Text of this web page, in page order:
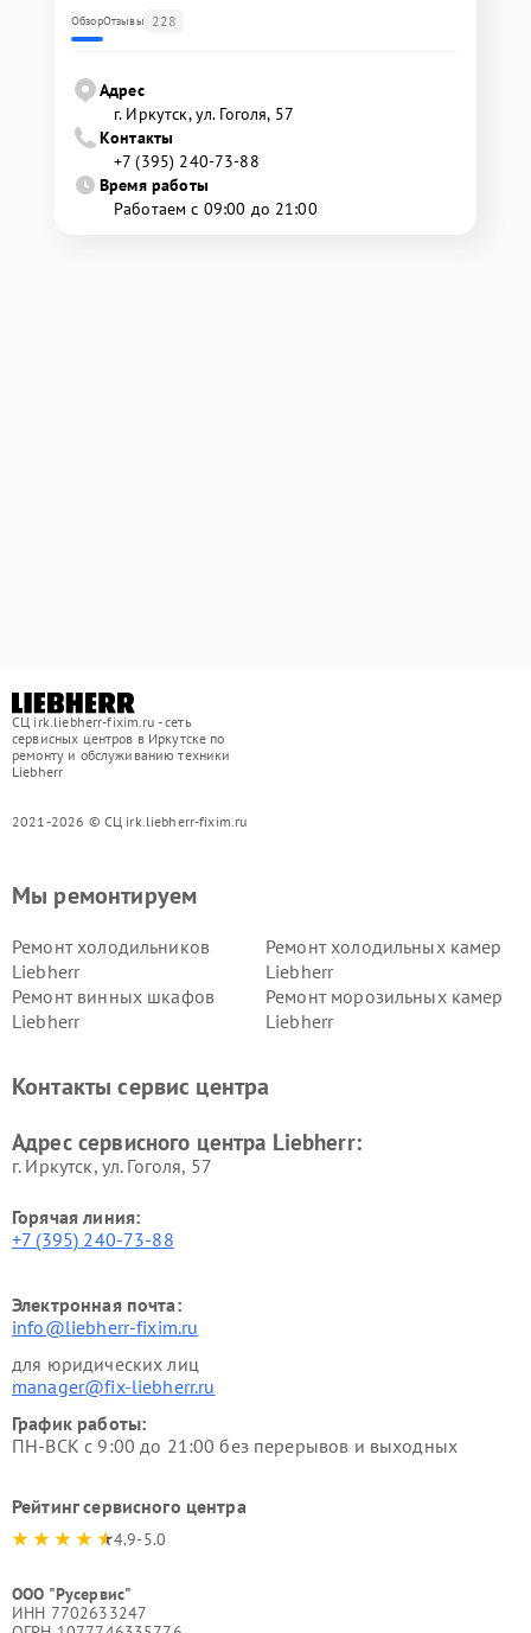
ОбзорОтзывы 228
Адрес
г. Иркутск, ул. ​Гоголя, 57
Контакты
+7 (395) 240-73-88
Время работы
Работаем с 09:00 до 21:00
СЦ irk.liebherr-fixim.ru - сеть
сервисных центров в Иркутске по
ремонту и обслуживанию техники
Liebherr
2021-2026 © СЦ irk.liebherr-fixim.ru
Мы ремонтируем
Ремонт холодильников
Liebherr
Ремонт холодильных камер
Liebherr
Ремонт винных шкафов
Liebherr
Ремонт морозильных камер
Liebherr
Контакты сервис центра
Адрес сервисного центра Liebherr:
г. Иркутск, ул. ​Гоголя, 57
Горячая линия:
+7 (395) 240-73-88
Электронная почта:
info@liebherr-fixim.ru
для юридических лиц
manager@fix-liebherr.ru
График работы:
ПН-ВСК с 9:00 до 21:00 без перерывов и выходных
Рейтинг сервисного центра
4.9-5.0
ООО "Русервис"
ИНН 7702633247